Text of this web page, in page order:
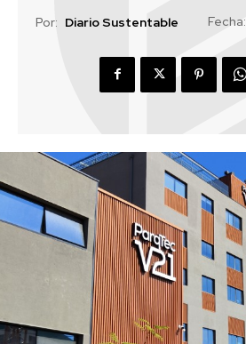
Por: Diario Sustentable Fecha: